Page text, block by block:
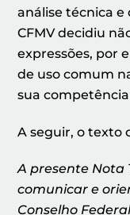
análise técnica e
CFMV decidiu
expressões, por
de uso comum
sua
A seguir, o texto
A presente Nota
comunicar e
Conselho